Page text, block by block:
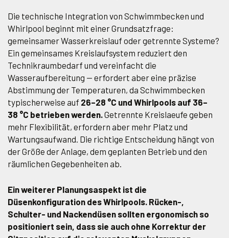
Die technische Integration von Schwimmbecken und
Whirlpool beginnt mit einer Grundsatzfrage:
gemeinsamer Wasserkreislauf oder getrennte Systeme?
Ein gemeinsames Kreislaufsystem reduziert den
Technikraumbedarf und vereinfacht die
Wasseraufbereitung — erfordert aber eine präzise
Abstimmung der Temperaturen, da Schwimmbecken
typischerweise auf 26–28 °C und Whirlpools auf 36–
38 °C betrieben werden.Getrennte Kreislaeufe geben
mehr Flexibilität, erfordern aber mehr Platz und
Wartungsaufwand. Die richtige Entscheidung hängt von
der Größe der Anlage, dem geplanten Betrieb und den
räumlichen Gegebenheiten ab.
Ein weiterer Planungsaspekt ist die
Düsenkonfiguration des Whirlpools. Rücken-,
Schulter- und Nackendüsen sollten ergonomisch so
positioniert sein, dass sie auch ohne Korrektur der